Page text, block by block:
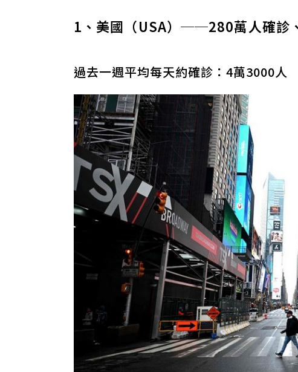
1、美國（USA）──280萬人確診
過去一週平均每天約確診：4萬3000人